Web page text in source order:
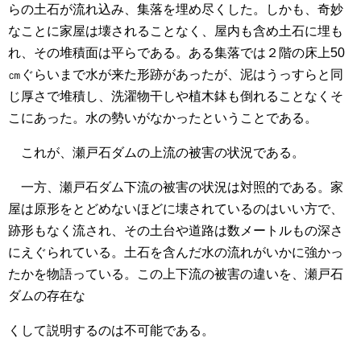
らの土石が流れ込み、集落を埋め尽くした。しかも、奇妙
なことに家屋は壊されることなく、屋内も含め土石に埋も
れ、その堆積面は平らである。ある集落では２階の床上50
㎝ぐらいまで水が来た形跡があったが、泥はうっすらと同
じ厚さで堆積し、洗濯物干しや植木鉢も倒れることなくそ
こにあった。水の勢いがなかったということである。
これが、瀬戸石ダムの上流の被害の状況である。
一方、瀬戸石ダム下流の被害の状況は対照的である。家
屋は原形をとどめないほどに壊されているのはいい方で、
跡形もなく流され、その土台や道路は数メートルもの深さ
にえぐられている。土石を含んだ水の流れがいかに強かっ
たかを物語っている。この上下流の被害の違いを、瀬戸石
ダムの存在な
くして説明するのは不可能である。